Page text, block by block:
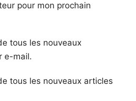
pour mon prochain
tous les nouveaux
e-mail.
tous les nouveaux articles